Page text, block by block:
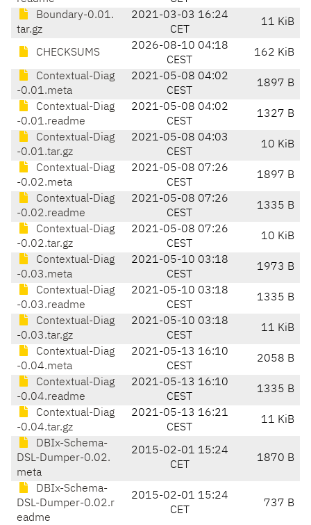
Boundary-0.01.
tar.gz
2021-03-03 16:24
CET
11 KiB
CHECKSUMS
2026-08-10 04:18
CEST
162 KiB
Contextual-Diag
-0.01.meta
2021-05-08 04:02
CEST
1897 B
Contextual-Diag
-0.01.readme
2021-05-08 04:02
CEST
1327 B
Contextual-Diag
-0.01.tar.gz
2021-05-08 04:03
CEST
10 KiB
Contextual-Diag
-0.02.meta
2021-05-08 07:26
CEST
1897 B
Contextual-Diag
-0.02.readme
2021-05-08 07:26
CEST
1335 B
Contextual-Diag
-0.02.tar.gz
2021-05-08 07:26
CEST
10 KiB
Contextual-Diag
-0.03.meta
2021-05-10 03:18
CEST
1973 B
Contextual-Diag
-0.03.readme
2021-05-10 03:18
CEST
1335 B
Contextual-Diag
-0.03.tar.gz
2021-05-10 03:18
CEST
11 KiB
Contextual-Diag
-0.04.meta
2021-05-13 16:10
CEST
2058 B
Contextual-Diag
-0.04.readme
2021-05-13 16:10
CEST
1335 B
Contextual-Diag
-0.04.tar.gz
2021-05-13 16:21
CEST
11 KiB
DBIx-Schema-
DSL-Dumper-0.02.
meta
2015-02-01 15:24
CET
1870 B
DBIx-Schema-
DSL-Dumper-0.02.r
eadme
2015-02-01 15:24
CET
737 B